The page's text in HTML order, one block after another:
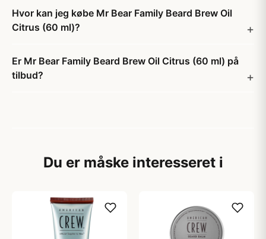
Hvor kan jeg købe Mr Bear Family Beard Brew Oil
Citrus (60 ml)?
Er Mr Bear Family Beard Brew Oil Citrus (60 ml) på
tilbud?
Du er måske interesseret i